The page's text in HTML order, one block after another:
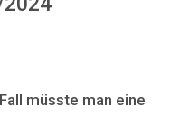
müsste man eine